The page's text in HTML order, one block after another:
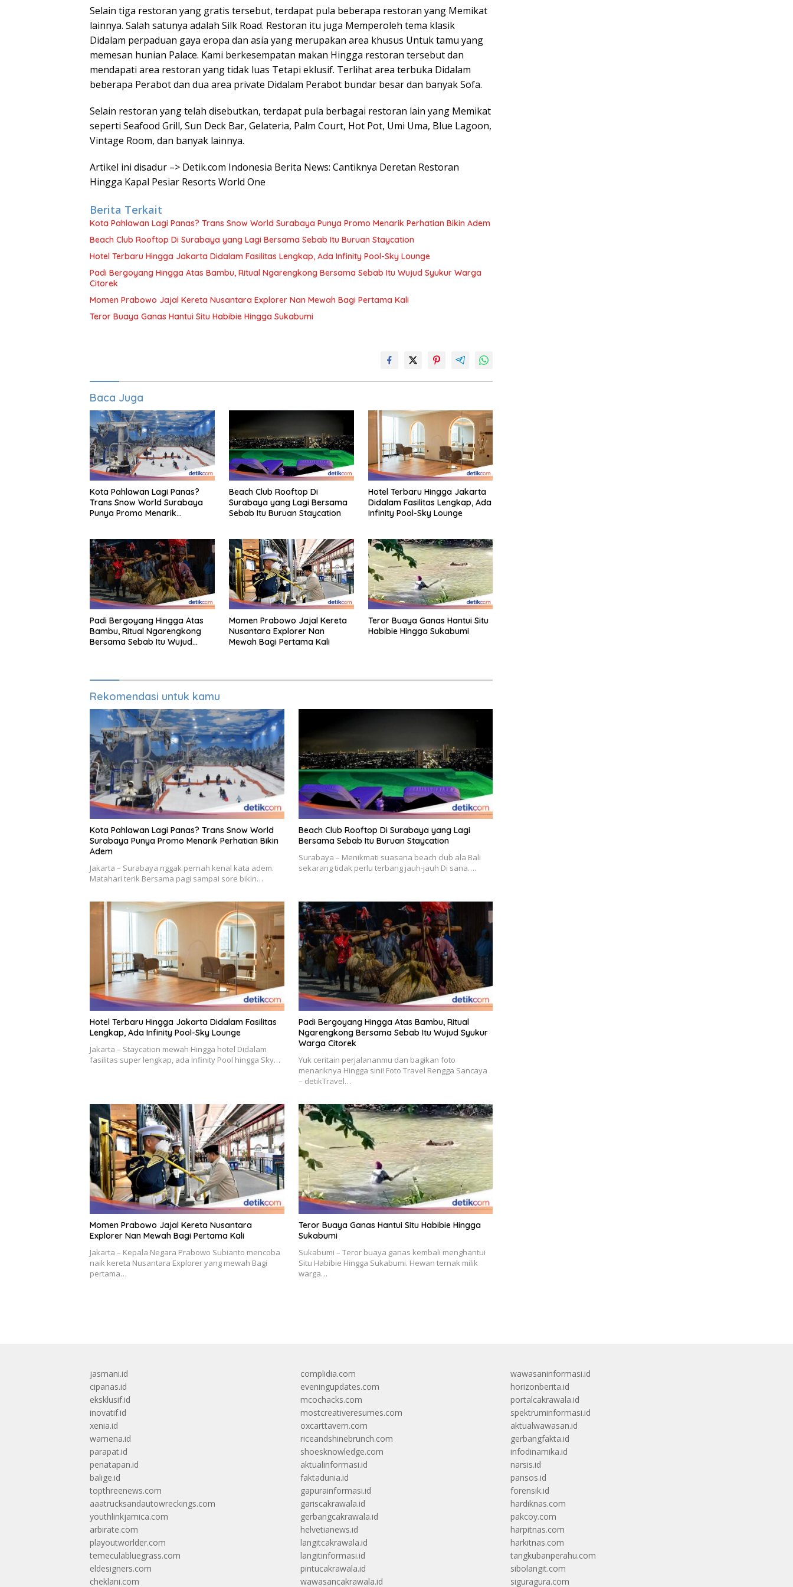
Selain tiga restoran yang gratis tersebut, terdapat pula beberapa restoran yang Memikat
lainnya. Salah satunya adalah Silk Road. Restoran itu juga Memperoleh tema klasik
Didalam perpaduan gaya eropa dan asia yang merupakan area khusus Untuk tamu yang
memesan hunian Palace. Kami berkesempatan makan Hingga restoran tersebut dan
mendapati area restoran yang tidak luas Tetapi eklusif. Terlihat area terbuka Didalam
beberapa Perabot dan dua area private Didalam Perabot bundar besar dan banyak Sofa.
Selain restoran yang telah disebutkan, terdapat pula berbagai restoran lain yang Memikat
seperti Seafood Grill, Sun Deck Bar, Gelateria, Palm Court, Hot Pot, Umi Uma, Blue Lagoon,
Vintage Room, dan banyak lainnya.
Artikel ini disadur –> Detik.com Indonesia Berita News: Cantiknya Deretan Restoran
Hingga Kapal Pesiar Resorts World One
Berita Terkait
Kota Pahlawan Lagi Panas? Trans Snow World Surabaya Punya Promo Menarik Perhatian Bikin Adem
Beach Club Rooftop Di Surabaya yang Lagi Bersama Sebab Itu Buruan Staycation
Hotel Terbaru Hingga Jakarta Didalam Fasilitas Lengkap, Ada Infinity Pool-Sky Lounge
Padi Bergoyang Hingga Atas Bambu, Ritual Ngarengkong Bersama Sebab Itu Wujud Syukur Warga
Citorek
Momen Prabowo Jajal Kereta Nusantara Explorer Nan Mewah Bagi Pertama Kali
Teror Buaya Ganas Hantui Situ Habibie Hingga Sukabumi
Baca Juga
Kota Pahlawan Lagi Panas?
Trans Snow World Surabaya
Punya Promo Menarik
Beach Club Rooftop Di
Surabaya yang Lagi Bersama
Sebab Itu Buruan Staycation
Hotel Terbaru Hingga Jakarta
Didalam Fasilitas Lengkap, Ada
Infinity Pool-Sky Lounge
Padi Bergoyang Hingga Atas
Bambu, Ritual Ngarengkong
Bersama Sebab Itu Wujud
Momen Prabowo Jajal Kereta
Nusantara Explorer Nan
Mewah Bagi Pertama Kali
Teror Buaya Ganas Hantui Situ
Habibie Hingga Sukabumi
Rekomendasi untuk kamu
Kota Pahlawan Lagi Panas? Trans Snow World
Surabaya Punya Promo Menarik Perhatian Bikin
Adem
Jakarta – Surabaya nggak pernah kenal kata adem.
Matahari terik Bersama pagi sampai sore bikin…
Beach Club Rooftop Di Surabaya yang Lagi
Bersama Sebab Itu Buruan Staycation
Surabaya – Menikmati suasana beach club ala Bali
sekarang tidak perlu terbang jauh-jauh Di sana….
Hotel Terbaru Hingga Jakarta Didalam Fasilitas
Lengkap, Ada Infinity Pool-Sky Lounge
Jakarta – Staycation mewah Hingga hotel Didalam
fasilitas super lengkap, ada Infinity Pool hingga Sky…
Padi Bergoyang Hingga Atas Bambu, Ritual
Ngarengkong Bersama Sebab Itu Wujud Syukur
Warga Citorek
Yuk ceritain perjalananmu dan bagikan foto
menariknya Hingga sini! Foto Travel Rengga Sancaya
– detikTravel…
Momen Prabowo Jajal Kereta Nusantara
Explorer Nan Mewah Bagi Pertama Kali
Jakarta – Kepala Negara Prabowo Subianto mencoba
naik kereta Nusantara Explorer yang mewah Bagi
pertama…
Teror Buaya Ganas Hantui Situ Habibie Hingga
Sukabumi
Sukabumi – Teror buaya ganas kembali menghantui
Situ Habibie Hingga Sukabumi. Hewan ternak milik
warga…
jasmani.id
cipanas.id
eksklusif.id
inovatif.id
xenia.id
wamena.id
parapat.id
penatapan.id
balige.id
topthreenews.com
aaatrucksandautowreckings.com
youthlinkjamica.com
arbirate.com
playoutworlder.com
temeculabluegrass.com
eldesigners.com
cheklani.com
complidia.com
eveningupdates.com
mcochacks.com
mostcreativeresumes.com
oxcarttavern.com
riceandshinebrunch.com
shoesknowledge.com
aktualinformasi.id
faktadunia.id
gapurainformasi.id
gariscakrawala.id
gerbangcakrawala.id
helvetianews.id
langitcakrawala.id
langitinformasi.id
pintucakrawala.id
wawasancakrawala.id
wawasaninformasi.id
horizonberita.id
portalcakrawala.id
spektruminformasi.id
aktualwawasan.id
gerbangfakta.id
infodinamika.id
narsis.id
pansos.id
forensik.id
hardiknas.com
pakcoy.com
harpitnas.com
harkitnas.com
tangkubanperahu.com
sibolangit.com
siguragura.com